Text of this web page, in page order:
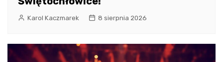
Karol Kaczmarek 8 sierpnia 2026